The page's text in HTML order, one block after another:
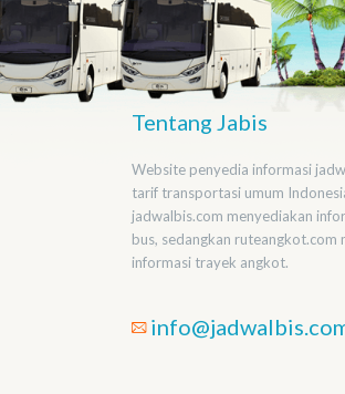
Tentang Jabis
Website penyedia informasi
tarif transportasi umum
jadwalbis.com menyediakan
bus, sedangkan ruteangkot.com
informasi trayek angkot.